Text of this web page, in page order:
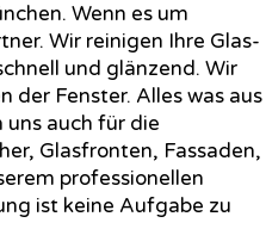
Wenn es um
Wir reinigen Ihre Glas-
und glänzend. Wir
der Fenster. Alles was aus
uns auch für die
Glasfronten, Fassaden,
professionellen
ist keine Aufgabe zu